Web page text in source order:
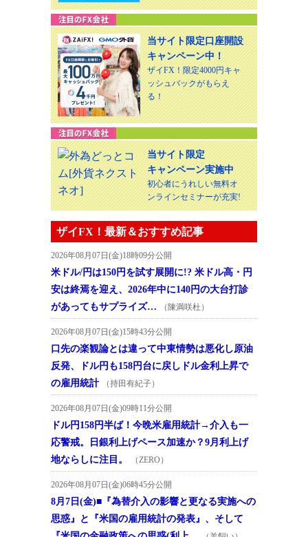
当サイト限定口座開設
キャンペーン中！
ザイFX！限定4000円キャ
ッシュバックがもらえ
る！
当サイト限定
キャンペーン実施中
初心者にうれしい無料オ
ンラインセミナーが充実!
ザイFX！最新＆おすすめ記事
2026年08月07日(金)18時09分公開
米ドル/円は150円を試す展開に!? 米ドル高・円
安は終焉を迎え、2026年中に140円の大台打診
があってもサプライズ…
（陳満咲杜）
2026年08月07日(金)15時43分公開
口先の楽観論とは違って中東情勢は悪化し原油
反発、ドル円も158円台に戻しドル金利上昇で
の雇用統計
（持田有紀子）
2026年08月07日(金)09時11分公開
ドル円158円半ば！今晩米雇用統計→介入も一
応警戒。日銀利上げペース加速か？9月利上げ
地ならしに注目。
（ZERO）
2026年08月07日(金)06時45分公開
8月7日(金)■『為替介入の影響と更なる実施への
思惑』と『米国の雇用統計の発表』、そして